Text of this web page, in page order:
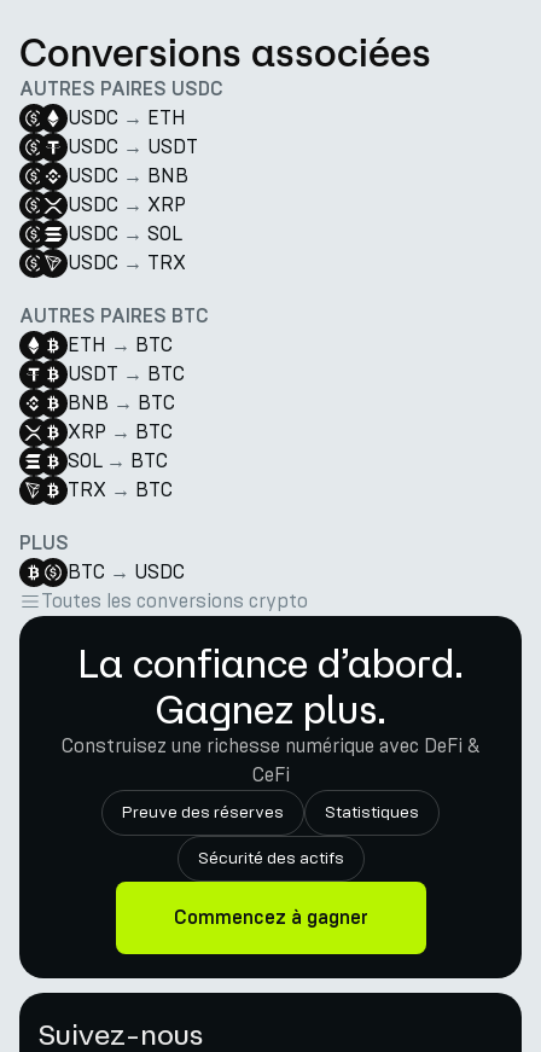
Conversions associées
AUTRES PAIRES USDC
USDC → ETH
USDC → USDT
USDC → BNB
USDC → XRP
USDC → SOL
USDC → TRX
AUTRES PAIRES BTC
ETH → BTC
USDT → BTC
BNB → BTC
XRP → BTC
SOL → BTC
TRX → BTC
PLUS
BTC → USDC
Toutes les conversions crypto
La confiance d’abord.
Gagnez plus.
Construisez une richesse numérique avec DeFi &
CeFi
Preuve des réserves Statistiques
Sécurité des actifs
Commencez à gagner
Suivez-nous